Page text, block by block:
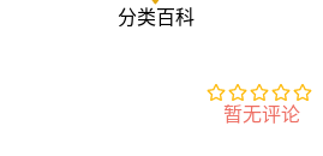
分类百科
暂无评论